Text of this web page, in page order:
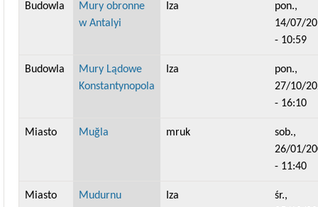
Budowla
Mury obronne
w Antalyi
Iza
pon.,
14/07/
- 10:59
Budowla
Mury Lądowe
Konstantynopola
Iza
pon.,
27/10/
- 16:10
Miasto Muğla mruk
sob.,
26/01/
- 11:40
Miasto Mudurnu Iza
śr.,